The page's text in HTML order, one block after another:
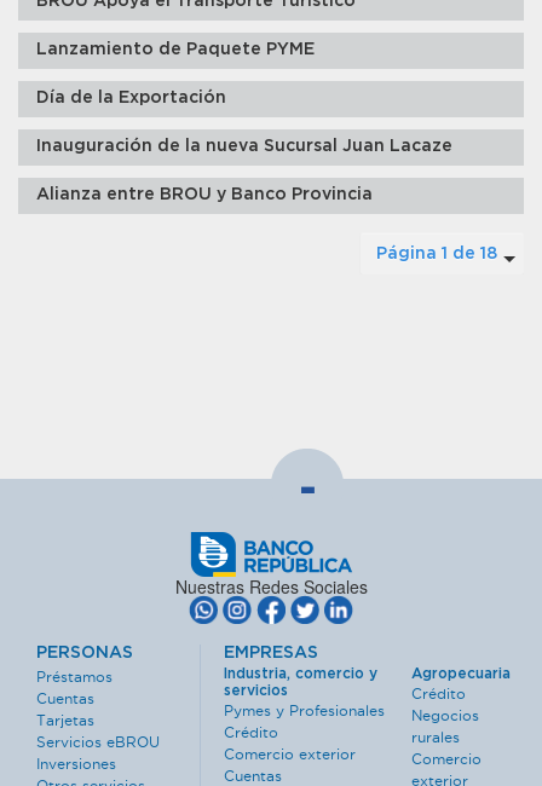
Lanzamiento de Paquete PYME
Día de la Exportación
Inauguración de la nueva Sucursal Juan Lacaze
Alianza entre BROU y Banco Provincia
Página 1 de 18
-
Nuestras Redes Sociales
PERSONAS
Préstamos
Cuentas
Tarjetas
Servicios eBROU
Inversiones
EMPRESAS
Industria, comercio y
servicios
Pymes y Profesionales
Crédito
Comercio exterior
Cuentas
Agropecuaria
Crédito
Negocios
rurales
Comercio
exterior